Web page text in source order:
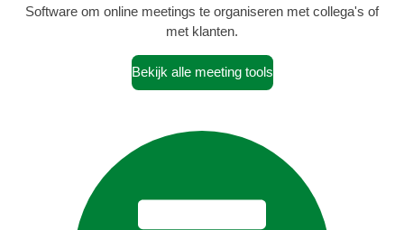
Software om online meetings te organiseren met collega's of
met klanten.
Bekijk alle meeting tools